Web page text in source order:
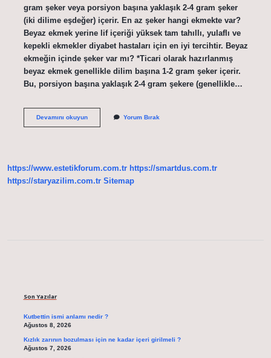
gram şeker veya porsiyon başına yaklaşık 2-4 gram şeker
(iki dilime eşdeğer) içerir. En az şeker hangi ekmekte var?
Beyaz ekmek yerine lif içeriği yüksek tam tahıllı, yulaflı ve
kepekli ekmekler diyabet hastaları için en iyi tercihtir. Beyaz
ekmeğin içinde şeker var mı? *Ticari olarak hazırlanmış
beyaz ekmek genellikle dilim başına 1-2 gram şeker içerir.
Bu, porsiyon başına yaklaşık 2-4 gram şekere (genellikle…
Devamını okuyun1
Var
Yorum Bırak
https://www.estetikforum.com.tr https://smartdus.com.tr
https://staryazilim.com.tr Sitemap
Son Yazılar
Kutbettin ismi anlamı nedir ?
Ağustos 8, 2026
Kızlık zarının bozulması için ne kadar içeri girilmeli ?
Ağustos 7, 2026